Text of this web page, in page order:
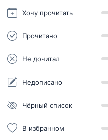
Хочу прочитать
Прочитано
Не дочитал
Недописано
Чёрный список
В избранном